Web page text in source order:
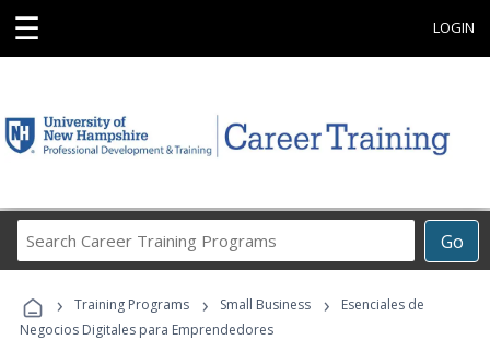
☰ LOGIN
Go
Career
Programs
› Training Programs › Small Business ›
Esenciales de
Negocios Digitales para Emprendedores